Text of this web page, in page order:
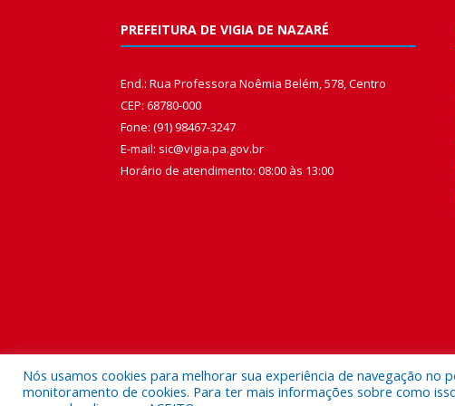
PREFEITURA DE VIGIA DE NAZARÉ
End.: Rua Professora Noêmia Belém, 578, Centro
CEP: 68780-000
Fone: (91) 98467-3247
E-mail: sic@vigia.pa.gov.br
Horário de atendimento: 08:00 às 13:00
Nós usamos cookies para melhorar sua experiência de navegação
monitoramento de cookies. Para ter mais informações sobre como